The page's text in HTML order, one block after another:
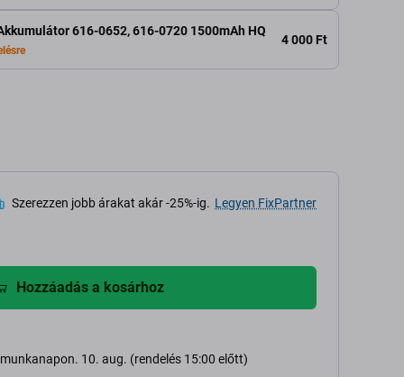
616-0652, 616-0720 1500mAh HQ
4 000 Ft
Szerezzen jobb árakat akár -25%-ig. Legyen FixPartner
Hozzáadás a kosárhoz
10. aug. (rendelés 15:00 előtt)